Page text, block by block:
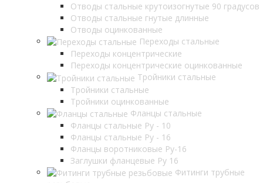
Отводы стальные крутоизогнутые 90 градусов
Отводы стальные гнутые длинные
Отводы оцинкованные
Переходы стальные
Переходы концентрические
Переходы концентрические оцинкованные
Тройники стальные
Тройники стальные
Тройники оцинкованные
Фланцы стальные
Фланцы стальные Ру - 10
Фланцы стальные Ру - 16
Фланцы воротниковые Ру-16
Заглушки фланцевые Ру 16
Фитинги трубные